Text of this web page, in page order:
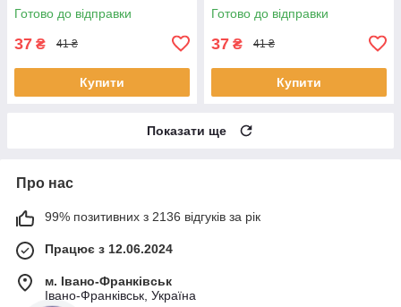
Готово до відправки
37 ₴ 41 ₴
Купити
Готово до відправки
37 ₴ 41 ₴
Купити
Показати ще
Про нас
99% позитивних з 2136 відгуків за рік
Працює з 12.06.2024
м. Івано-Франківськ
Івано-Франківськ, Україна